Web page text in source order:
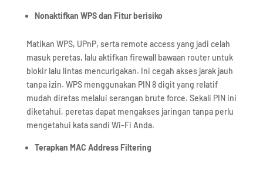
Nonaktifkan WPS dan Fitur berisiko
Matikan WPS, UPnP, serta remote access yang jadi celah
masuk peretas, lalu aktifkan firewall bawaan router untuk
blokir lalu lintas mencurigakan. Ini cegah akses jarak jauh
tanpa izin. WPS menggunakan PIN 8 digit yang relatif
mudah diretas melalui serangan brute force. Sekali PIN ini
diketahui, peretas dapat mengakses jaringan tanpa perlu
mengetahui kata sandi Wi-Fi Anda.
Terapkan MAC Address Filtering